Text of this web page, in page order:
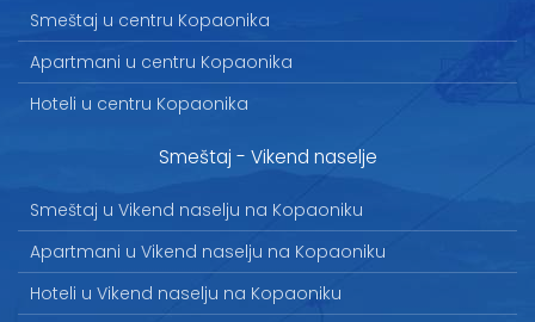
Smeštaj u centru Kopaonika
Apartmani u centru Kopaonika
Hoteli u centru Kopaonika
Smeštaj - Vikend naselje
Smeštaj u Vikend naselju na Kopaoniku
Apartmani u Vikend naselju na Kopaoniku
Hoteli u Vikend naselju na Kopaoniku